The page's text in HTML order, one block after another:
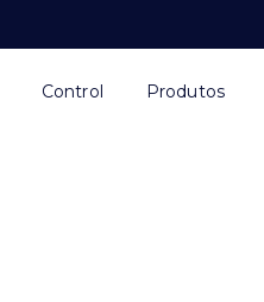
Control Produtos